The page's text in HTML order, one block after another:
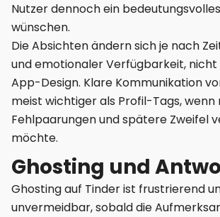
Nutzer dennoch ein
wünschen.
Die Absichten ändern sich je nach
und emotionaler Verfügbarkeit, nicht
App-Design. Klare Kommunikation
meist wichtiger als Profil-Tags, wenn
Fehlpaarungen und spätere Zweifel
möchte.
Ghosting und
Ghosting auf Tinder ist frustrierend
unvermeidbar, sobald die